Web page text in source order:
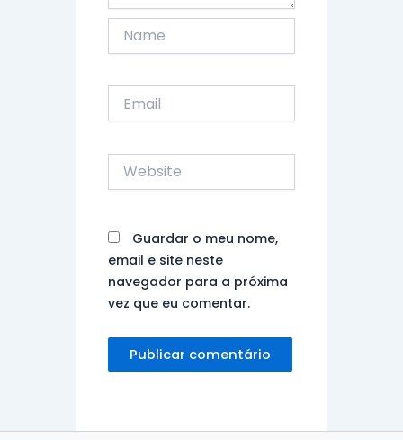
Website
Guardar o meu nome,
email e site neste
navegador para a próxima
vez que eu comentar.